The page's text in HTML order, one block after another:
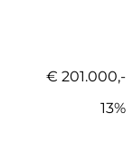
€ 201.000,-
13%